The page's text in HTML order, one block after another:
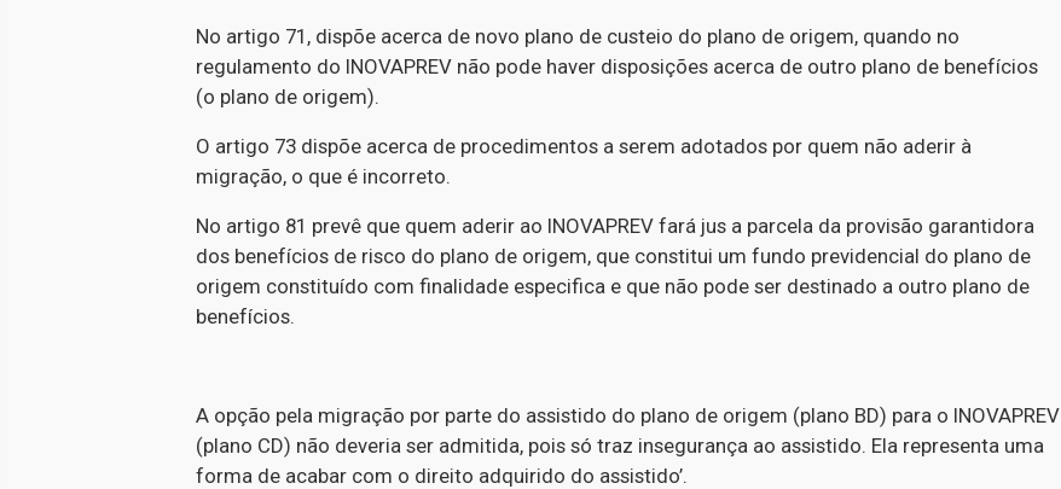
No artigo 71, dispõe acerca de novo plano de custeio do plano de origem, quando no
regulamento do INOVAPREV não pode haver disposições acerca de outro plano de benefícios
(o plano de origem).
O artigo 73 dispõe acerca de procedimentos a serem adotados por quem não aderir à
migração, o que é incorreto.
No artigo 81 prevê que quem aderir ao INOVAPREV fará jus a parcela da provisão garantidora
dos benefícios de risco do plano de origem, que constitui um fundo previdencial do plano de
origem constituído com finalidade especifica e que não pode ser destinado a outro plano de
benefícios.
A opção pela migração por parte do assistido do plano de origem (plano BD) para o INOVAPREV
(plano CD) não deveria ser admitida, pois só traz insegurança ao assistido. Ela representa uma
forma de acabar com o direito adquirido do assistido’.